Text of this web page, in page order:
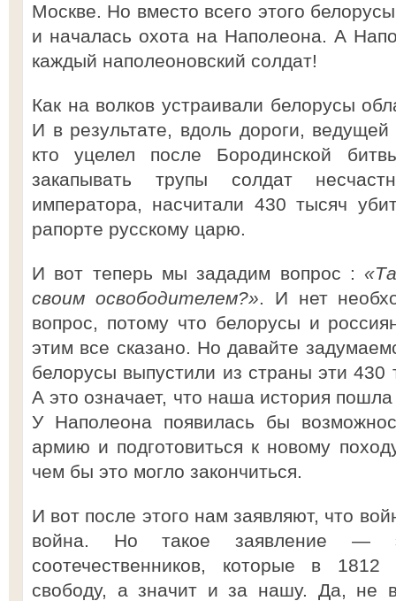
Москве. Но вместо всего этого
и началась охота на Наполеона. А
каждый наполеоновский солдат!
Как на волков устраивали белорусы
И в результате, вдоль дороги,
кто уцелел после Бородинской
закапывать трупы солдат
императора, насчитали 430 тысяч
рапорте русскому царю.
И вот теперь мы зададим вопрос :
своим освободителем?». И нет
вопрос, потому что белорусы и
этим все сказано. Но давайте
белорусы выпустили из страны эти 430
А это означает, что наша история
У Наполеона появилась бы
армию и подготовиться к новому
чем бы это могло закончиться.
И вот после этого нам заявляют, что
война. Но такое заявление —
соотечественников, которые в
свободу, а значит и за нашу. Да, не